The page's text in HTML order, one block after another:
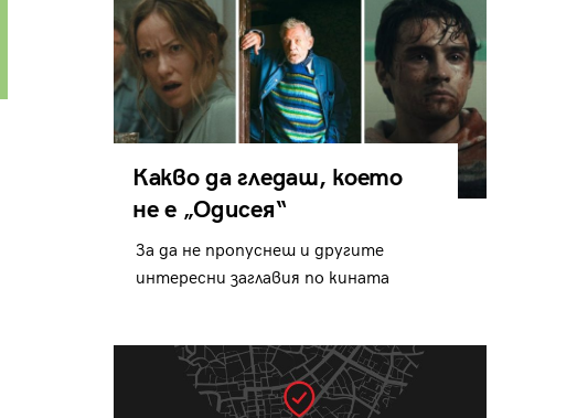
Какво да гледаш, което
не е „Одисея“
За да не пропуснеш и другите
интересни заглавия по кината